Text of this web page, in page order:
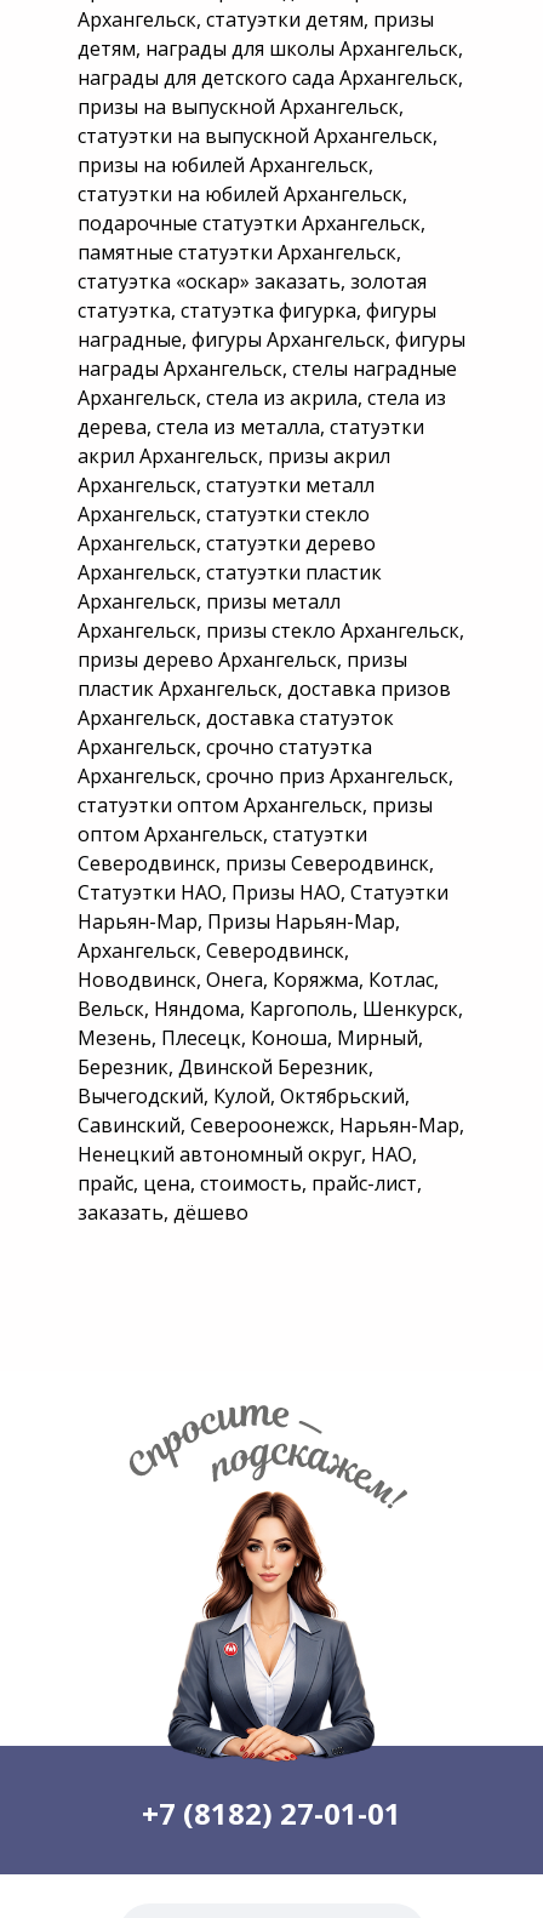
Архангельск, статуэтки детям, призы
детям, награды для школы Архангельск,
награды для детского сада Архангельск,
призы на выпускной Архангельск,
статуэтки на выпускной Архангельск,
призы на юбилей Архангельск,
статуэтки на юбилей Архангельск,
подарочные статуэтки Архангельск,
памятные статуэтки Архангельск,
статуэтка «оскар» заказать, золотая
статуэтка, статуэтка фигурка, фигуры
наградные, фигуры Архангельск, фигуры
награды Архангельск, стелы наградные
Архангельск, стела из акрила, стела из
дерева, стела из металла, статуэтки
акрил Архангельск, призы акрил
Архангельск, статуэтки металл
Архангельск, статуэтки стекло
Архангельск, статуэтки дерево
Архангельск, статуэтки пластик
Архангельск, призы металл
Архангельск, призы стекло Архангельск,
призы дерево Архангельск, призы
пластик Архангельск, доставка призов
Архангельск, доставка статуэток
Архангельск, срочно статуэтка
Архангельск, срочно приз Архангельск,
статуэтки оптом Архангельск, призы
оптом Архангельск, статуэтки
Северодвинск, призы Северодвинск,
Статуэтки НАО, Призы НАО, Статуэтки
Нарьян-Мар, Призы Нарьян-Мар,
Архангельск, Северодвинск,
Новодвинск, Онега, Коряжма, Котлас,
Вельск, Няндома, Каргополь, Шенкурск,
Мезень, Плесецк, Коноша, Мирный,
Березник, Двинской Березник,
Вычегодский, Кулой, Октябрьский,
Савинский, Североонежск, Нарьян-Мар,
Ненецкий автономный округ, НАО,
прайс, цена, стоимость, прайс-лист,
заказать, дёшево
+7 (8182) 27-01-01